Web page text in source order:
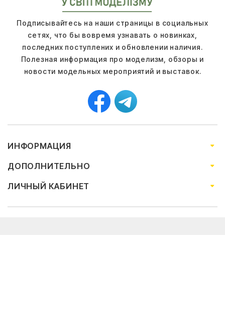
Подписывайтесь на наши страницы в социальных
сетях, что бы вовремя узнавать о новинках,
последних поступлених и обновлении наличия.
Полезная информация про моделизм, обзоры и
новости модельных мероприятий и выставок.
ИНФОРМАЦИЯ
ДОПОЛНИТЕЛЬНО
ЛИЧНЫЙ КАБИНЕТ